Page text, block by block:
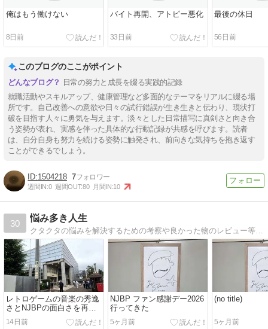
俺はもう働けない
8日前
バイト再開、アトピー悪化
33日前
最後の休日
56日前
このブログのここがポイント
日常の努力と成長を綴る実践的記録
就職活動やスキルアップ、健康管理など多面的なテーマをリアルに綴る場
所です。自己改善への意欲や日々の試行錯誤が生き生きと伝わり、現状打
破を目指す人々に勇気を与えます。淡々とした日常描写に真剣さと向き合
う姿勢が表れ、実感を伴った具体的な行動記録が共感を呼びます。読者
は、自分自身も努力を続ける姿勢に触発され、前向きな気持ちを抱き返す
ことができるでしょう。
1504218 7
週間IN:0 週間OUT:80 月間IN:10
30
悩み多き人生
レトロゲームの音楽の秀逸
さとNJBPの面白さを再認
識！NJBP Live! #18 “セ
ガ・ゴールデン80’s”行って
14日前
NJBP ファン感謝デー2026
行ってきた
5ヶ月前
(no title)
5ヶ月前